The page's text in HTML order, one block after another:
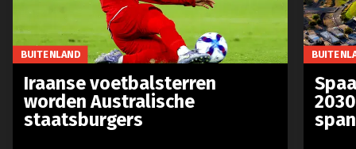
BUITENLAND
Iraanse voetbalsterren
worden Australische
staatsburgers